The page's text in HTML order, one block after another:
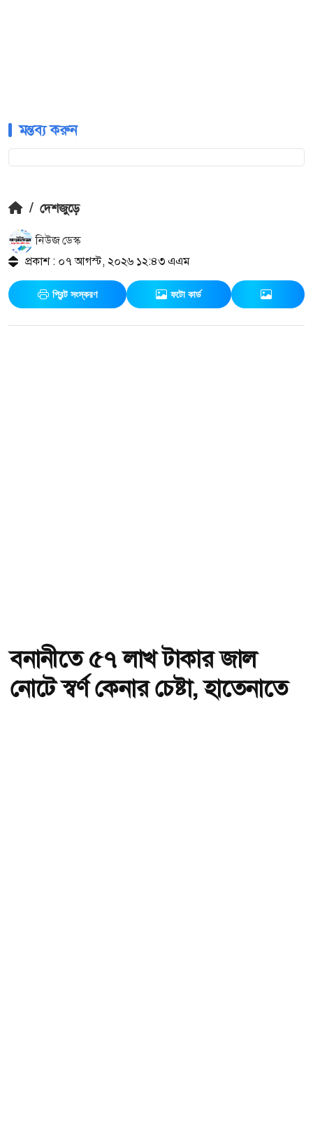
মন্তব্য করুন
/ দেশজুড়ে
নিউজ ডেস্ক
প্রকাশ : ০৭ আগস্ট, ২০২৬ ১২:৪৩ এএম
প্রিন্ট সংস্করণ ফটো কার্ড
বনানীতে ৫৭ লাখ টাকার জাল
নোটে স্বর্ণ কেনার চেষ্টা, হাতেনাতে